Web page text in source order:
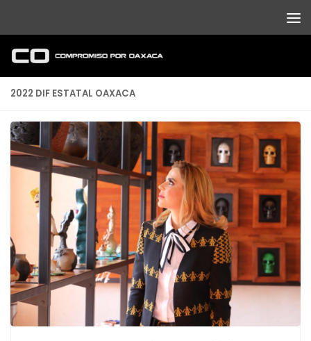
2022 DIF ESTATAL OAXACA